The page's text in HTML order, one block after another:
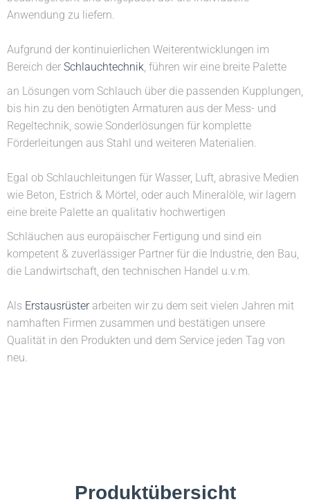
Anwendung zu liefern.
Aufgrund der kontinuierlichen Weiterentwicklungen im
Bereich der Schlauchtechnik, führen wir eine breite Palette
an Lösungen vom Schlauch über die passenden Kupplungen,
bis hin zu den benötigten Armaturen aus der Mess- und
Regeltechnik, sowie Sonderlösungen für komplette
Förderleitungen aus Stahl und weiteren Materialien.
Egal ob Schlauchleitungen für Wasser, Luft, abrasive Medien
wie Beton, Estrich & Mörtel, oder auch Mineralöle, wir lagern
eine breite Palette an qualitativ hochwertigen
Schläuchen aus europäischer Fertigung und sind ein
kompetent & zuverlässiger Partner für die Industrie, den Bau,
die Landwirtschaft, den technischen Handel u.v.m.
Als Erstausrüster arbeiten wir zu dem seit vielen Jahren mit
namhaften Firmen zusammen und bestätigen unsere
Qualität in den Produkten und dem Service jeden Tag von
neu.
Produktübersicht